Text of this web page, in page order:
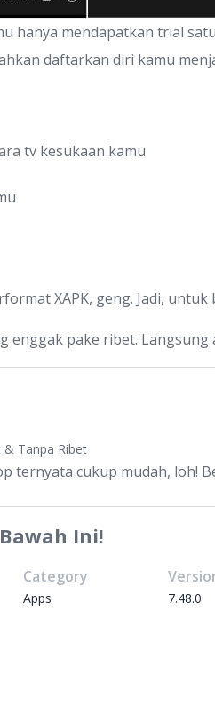
hanya mendapatkan trial
daftarkan diri kamu
tv kesukaan kamu
XAPK, geng. Jadi,
enggak pake ribet. Langsung
& Tanpa Ribet
ternyata cukup mudah, loh!
Ini!
Category
Apps 7.48.0